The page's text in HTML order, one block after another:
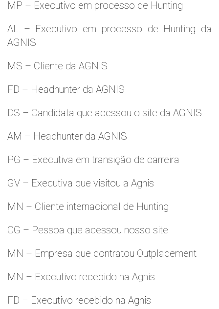
MP – Executivo em processo de Hunting
AL – Executivo em processo de Hunting da
AGNIS
MS – Cliente da AGNIS
FD – Headhunter da AGNIS
DS – Candidata que acessou o site da AGNIS
AM – Headhunter da AGNIS
PG – Executiva em transição de carreira
GV – Executiva que visitou a Agnis
MN – Cliente internacional de Hunting
CG – Pessoa que acessou nosso site
MN – Empresa que contratou Outplacement
MN – Executivo recebido na Agnis
FD – Executivo recebido na Agnis